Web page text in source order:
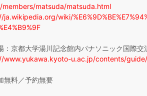
members/matsuda/matsuda.html
ja.wikipedia.org/wiki/
：京都大学湯川記念館内パナソニック国際交
www.yukawa.kyoto-u.ac.jp/contents/
無料／予約無要